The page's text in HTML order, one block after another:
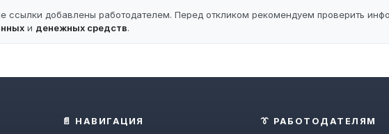
ссылки добавлены работодателем. Перед откликом рекомендуем проверить
и денежных средств.
📄 НАВИГАЦИЯ 👔 РАБОТОДАТЕЛЯМ